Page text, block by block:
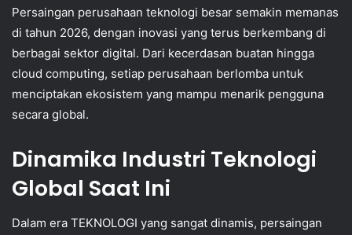
Persaingan perusahaan teknologi besar semakin memanas
di tahun 2026, dengan inovasi yang terus berkembang di
berbagai sektor digital. Dari kecerdasan buatan hingga
cloud computing, setiap perusahaan berlomba untuk
menciptakan ekosistem yang mampu menarik pengguna
secara global.
Dinamika Industri Teknologi
Global Saat Ini
Dalam era TEKNOLOGI yang sangat dinamis, persaingan